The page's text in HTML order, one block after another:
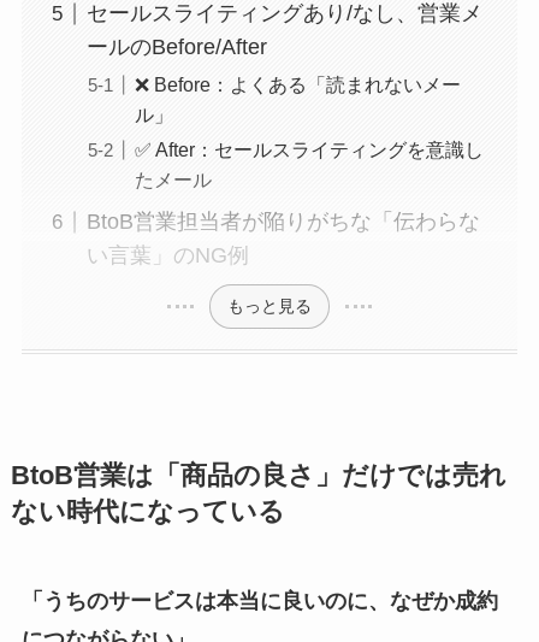
セールスライティングあり/なし、営業メ
ールのBefore/After
❌ Before：よくある「読まれないメー
ル」
✅ After：セールスライティングを意識し
たメール
BtoB営業担当者が陥りがちな「伝わらな
い言葉」のNG例
もっと見る
BtoB営業は「商品の良さ」だけでは売れ
ない時代になっている
「うちのサービスは本当に良いのに、なぜか成約